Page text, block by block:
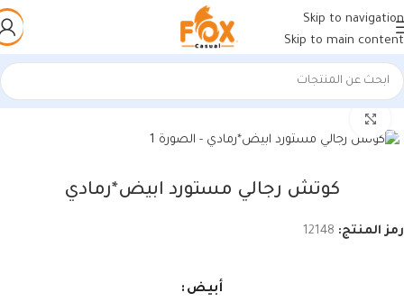
Skip to navigation
Skip to main content
الرئيسية/أحذية رجالي/كوتشي رجالي
كوتش رجالي مستورد ابيض*رمادي
رمز المنتج: 12148
أبيض